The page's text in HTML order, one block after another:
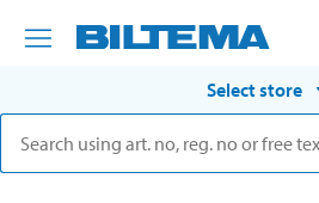
Select store